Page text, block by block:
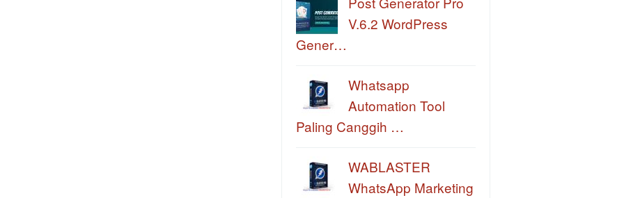
V.6.2 WordPress
Gener…
Whatsapp
Automation Tool
Paling Canggih …
WABLASTER
WhatsApp Marketing